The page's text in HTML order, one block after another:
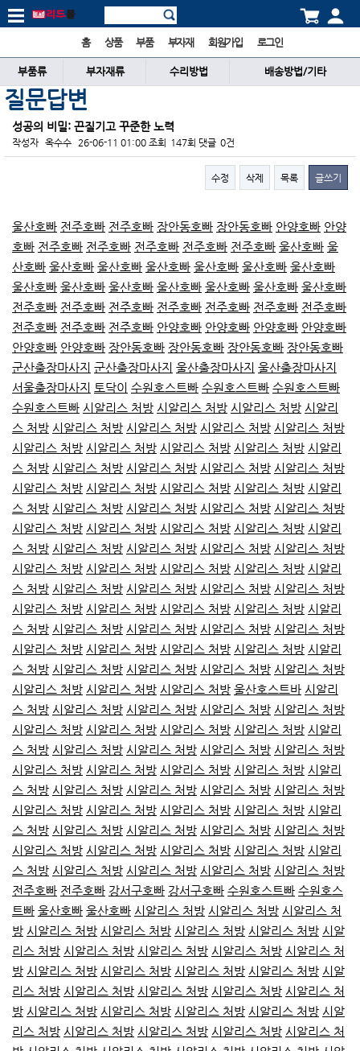
홈 상품 부품 부자재 회원가입 로그인
부품류 부자재류 수리방법 배송방법/기타
질문답변
성공의 비밀: 끈질기고 꾸준한 노력
작성자 옥수수 26-06-11 01:00 조회 147회 댓글 0건
수정 삭제 목록 글쓰기
울산호빠 전주호빠 전주호빠 장안동호빠 장안동호빠 안양호빠 안양
호빠 전주호빠 전주호빠 전주호빠 전주호빠 전주호빠 울산호빠 울
산호빠 울산호빠 울산호빠 울산호빠 울산호빠 울산호빠 울산호빠
울산호빠 울산호빠 울산호빠 울산호빠 울산호빠 울산호빠 울산호빠
전주호빠 전주호빠 전주호빠 전주호빠 전주호빠 전주호빠 전주호빠
전주호빠 전주호빠 전주호빠 안양호빠 안양호빠 안양호빠 안양호빠
안양호빠 안양호빠 장안동호빠 장안동호빠 장안동호빠 장안동호빠
군산출장마사지 군산출장마사지 울산출장마사지 울산출장마사지
서울출장마사지 토닥이 수원호스트빠 수원호스트빠 수원호스트빠
수원호스트빠 시알리스 처방 시알리스 처방 시알리스 처방 시알리
스 처방 시알리스 처방 시알리스 처방 시알리스 처방 시알리스 처방
시알리스 처방 시알리스 처방 시알리스 처방 시알리스 처방 시알리
스 처방 시알리스 처방 시알리스 처방 시알리스 처방 시알리스 처방
시알리스 처방 시알리스 처방 시알리스 처방 시알리스 처방 시알리
스 처방 시알리스 처방 시알리스 처방 시알리스 처방 시알리스 처방
시알리스 처방 시알리스 처방 시알리스 처방 시알리스 처방 시알리
스 처방 시알리스 처방 시알리스 처방 시알리스 처방 시알리스 처방
시알리스 처방 시알리스 처방 시알리스 처방 시알리스 처방 시알리
스 처방 시알리스 처방 시알리스 처방 시알리스 처방 시알리스 처방
시알리스 처방 시알리스 처방 시알리스 처방 시알리스 처방 시알리
스 처방 시알리스 처방 시알리스 처방 시알리스 처방 시알리스 처방
시알리스 처방 시알리스 처방 시알리스 처방 시알리스 처방 시알리
스 처방 시알리스 처방 시알리스 처방 시알리스 처방 시알리스 처방
시알리스 처방 시알리스 처방 시알리스 처방 울산호스트바 시알리
스 처방 시알리스 처방 시알리스 처방 시알리스 처방 시알리스 처방
시알리스 처방 시알리스 처방 시알리스 처방 시알리스 처방 시알리
스 처방 시알리스 처방 시알리스 처방 시알리스 처방 시알리스 처방
시알리스 처방 시알리스 처방 시알리스 처방 시알리스 처방 시알리
스 처방 시알리스 처방 시알리스 처방 시알리스 처방 시알리스 처방
시알리스 처방 시알리스 처방 시알리스 처방 시알리스 처방 시알리
스 처방 시알리스 처방 시알리스 처방 시알리스 처방 시알리스 처방
시알리스 처방 시알리스 처방 시알리스 처방 시알리스 처방 시알리
스 처방 시알리스 처방 시알리스 처방 시알리스 처방 시알리스 처방
전주호빠 전주호빠 강서구호빠 강서구호빠 수원호스트빠 수원호스
트빠 울산호빠 울산호빠 시알리스 처방 시알리스 처방 시알리스 처
방 시알리스 처방 시알리스 처방 시알리스 처방 시알리스 처방 시알
리스 처방 시알리스 처방 시알리스 처방 시알리스 처방 시알리스 처
방 시알리스 처방 시알리스 처방 시알리스 처방 시알리스 처방 시알
리스 처방 시알리스 처방 시알리스 처방 시알리스 처방 시알리스 처
방 시알리스 처방 시알리스 처방 시알리스 처방 시알리스 처방 시알
리스 처방 시알리스 처방 시알리스 처방 시알리스 처방 시알리스 처